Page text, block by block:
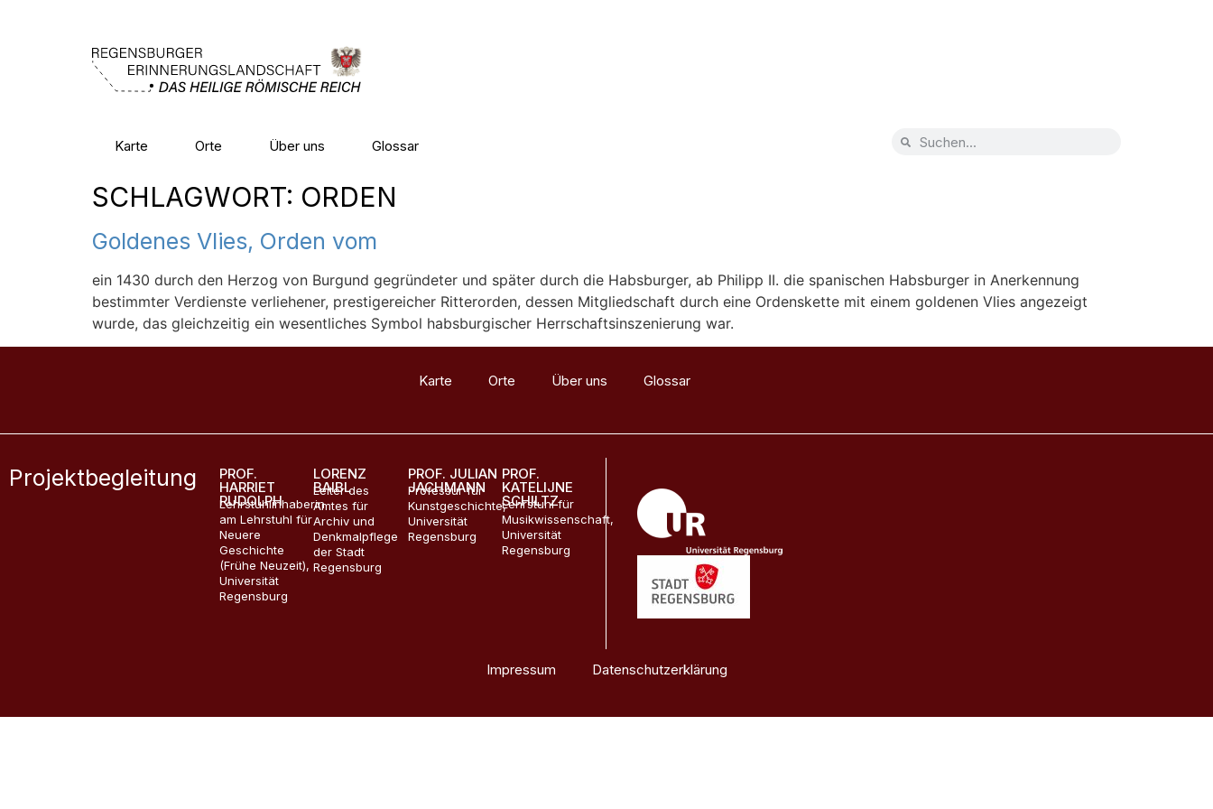
Karte Orte Über uns Glossar
SCHLAGWORT: ORDEN
Goldenes Vlies, Orden vom
ein 1430 durch den Herzog von Burgund gegründeter und später durch die Habsburger, ab Philipp II. die spanischen Habsburger in Anerkennung
bestimmter Verdienste verliehener, prestigereicher Ritterorden, dessen Mitgliedschaft durch eine Ordenskette mit einem goldenen Vlies angezeigt
wurde, das gleichzeitig ein wesentliches Symbol habsburgischer Herrschaftsinszenierung war.
Karte Orte Über uns Glossar
Projektbegleitung PROF.
HARRIET
RUDOLPH
Lehrstuhlinhaberin
am Lehrstuhl für
Neuere
Geschichte
(Frühe Neuzeit),
Universität
Regensburg
LORENZ
BAIBL
Leiter des
Amtes für
Archiv und
Denkmalpflege
der Stadt
Regensburg
PROF. JULIAN
JACHMANN
Professur für
Kunstgeschichte,
Universität
Regensburg
PROF.
KATELIJNE
SCHILTZ
Lehrstuhl für
Musikwissenschaft,
Universität
Regensburg
Impressum Datenschutzerklärung